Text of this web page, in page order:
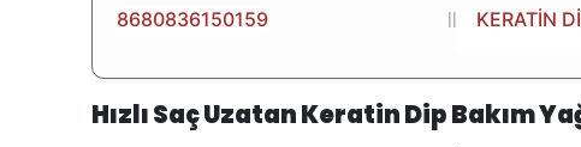
8680836150159 || KERATİN
Hızlı Saç Uzatan Keratin Dip Bakım